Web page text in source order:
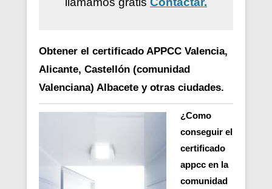
Obtener el certificado APPCC Valencia,
Alicante, Castellón (comunidad
Valenciana) Albacete y otras ciudades.
¿Como
conseguir el
certificado
appcc en la
comunidad